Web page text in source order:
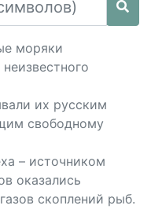
моряки
их русским
свободному
– источником
оказались
скоплений рыб.